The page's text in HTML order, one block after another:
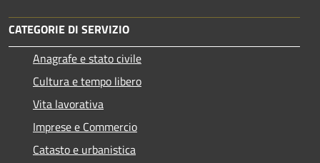
CATEGORIE DI SERVIZIO
Anagrafe e stato civile
Cultura e tempo libero
Vita lavorativa
Imprese e Commercio
Catasto e urbanistica